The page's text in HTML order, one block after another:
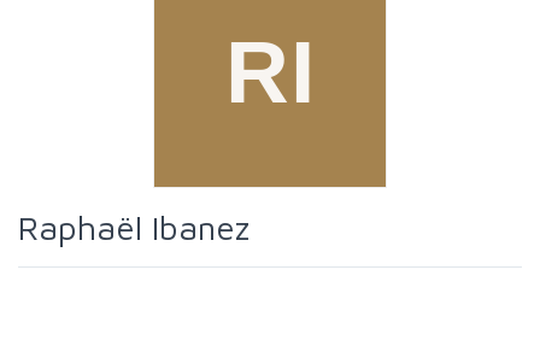
Raphaël Ibanez